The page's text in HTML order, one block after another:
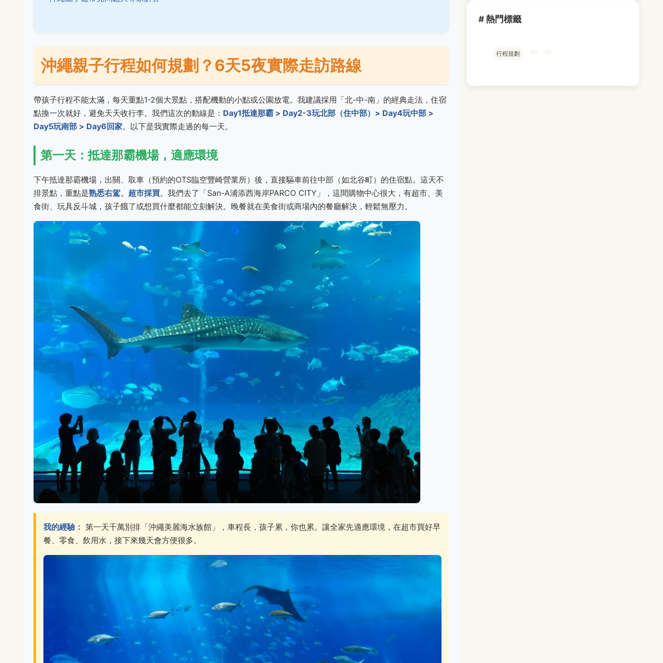
沖繩親子行程如何規劃？6天5夜實際走訪路線
帶孩子行程不能太滿，每天重點1-2個大景點，搭配機動的小點或公園放電。我建議採用「北-中-南」的經典走法，住宿
點換一次就好，避免天天收行李。我們這次的動線是： Day1抵達那霸 > Day2-3玩北部（住中部）> Day4玩中部 >
Day5玩南部 > Day6回家。以下是我實際走過的每一天。
第一天：抵達那霸機場，適應環境
下午抵達那霸機場，出關、取車（預約的OTS臨空豐崎營業所）後，直接驅車前往中部（如北谷町）的住宿點。這天不
排景點，重點是熟悉右駕、超市採買。我們去了「San-A浦添西海岸PARCO CITY」，這間購物中心很大，有超市、美
食街、玩具反斗城，孩子餓了或想買什麼都能立刻解決。晚餐就在美食街或商場內的餐廳解決，輕鬆無壓力。
我的經驗： 第一天千萬別排「沖繩美麗海水族館」，車程長，孩子累，你也累。讓全家先適應環境，在超市買好早
餐、零食、飲用水，接下來幾天會方便很多。
# 熱門標籤
行程規劃